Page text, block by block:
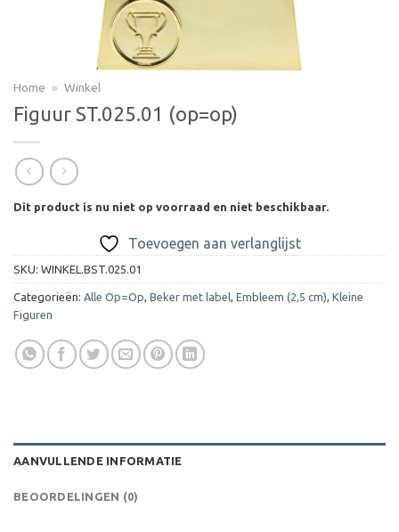
Home » Winkel
Figuur ST.025.01 (op=op)
Dit product is nu niet op voorraad en niet beschikbaar.
Toevoegen aan verlanglijst
SKU: WINKEL.BST.025.01
Categorieën: Alle Op=Op, Beker met label, Embleem (2,5 cm), Kleine
Figuren
AANVULLENDE INFORMATIE
BEOORDELINGEN (0)